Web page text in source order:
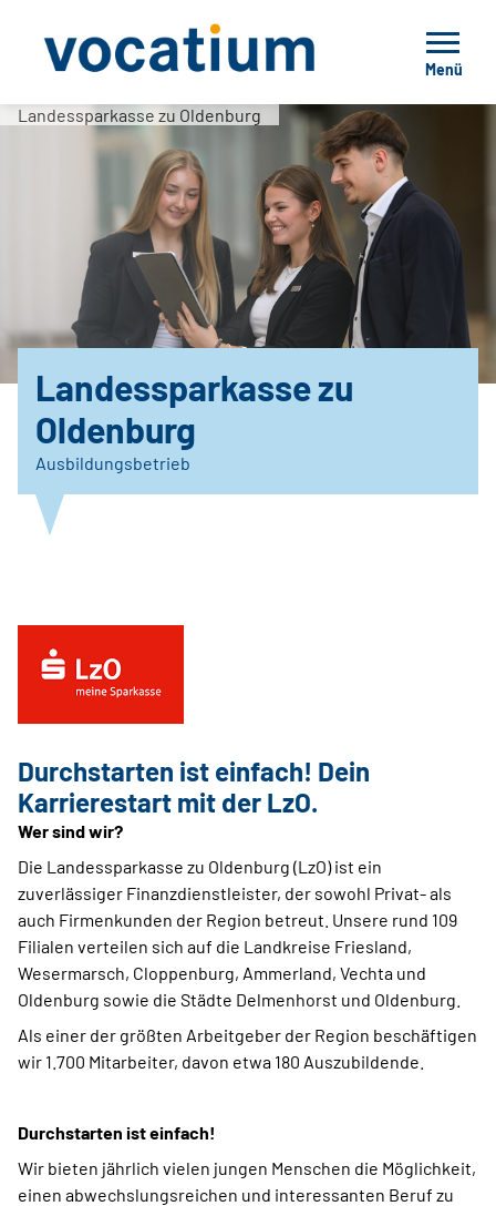
Menü
Landessparkasse zu Oldenburg
Landessparkasse zu
Oldenburg
Ausbildungsbetrieb
Durchstarten ist einfach! Dein
Karrierestart mit der LzO.
Wer sind wir?
Die Landessparkasse zu Oldenburg (LzO) ist ein
zuverlässiger Finanzdienstleister, der sowohl Privat- als
auch Firmenkunden der Region betreut. Unsere rund 109
Filialen verteilen sich auf die Landkreise Friesland,
Wesermarsch, Cloppenburg, Ammerland, Vechta und
Oldenburg sowie die Städte Delmenhorst und Oldenburg.
Als einer der größten Arbeitgeber der Region beschäftigen
wir 1.700 Mitarbeiter, davon etwa 180 Auszubildende.
Durchstarten ist einfach!
Wir bieten jährlich vielen jungen Menschen die Möglichkeit,
einen abwechslungsreichen und interessanten Beruf zu